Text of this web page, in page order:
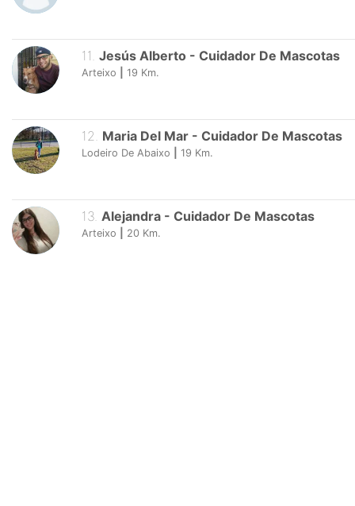
11 Jesús Alberto - Cuidador De Mascotas
Arteixo 19 Km.
12 Maria Del Mar - Cuidador De Mascotas
Lodeiro De Abaixo 19 Km.
13. Alejandra - Cuidador De Mascotas
Arteixo 20 Km.